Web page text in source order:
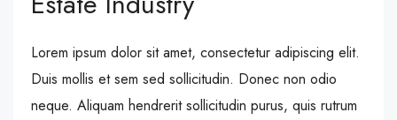
Lorem ipsum dolor sit amet, consectetur adipiscing elit.
Duis mollis et sem sed sollicitudin. Donec non odio
neque. Aliquam hendrerit sollicitudin purus, quis rutrum